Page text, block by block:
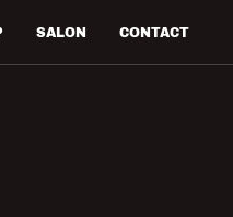
SALON CONTACT